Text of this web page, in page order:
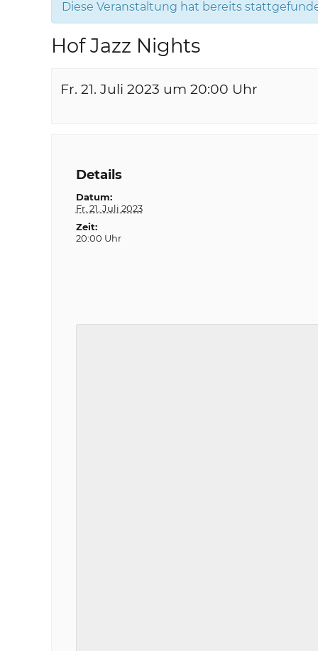
Diese Veranstaltung hat bereits
Hof Jazz Nights
Fr. 21. Juli 2023 um 20:00 Uhr
Details
Datum:
Fr. 21. Juli 2023
Zeit:
20:00 Uhr